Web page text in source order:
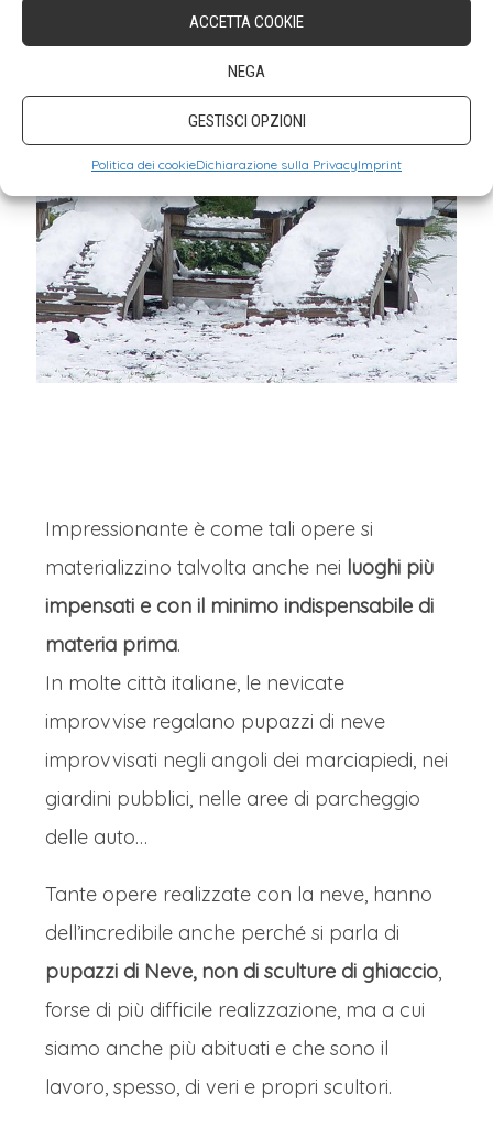
ACCETTA COOKIE
NEGA
GESTISCI OPZIONI
Politica dei cookieDichiarazione sulla PrivacyImprint
Impressionante è come tali opere si
materializzino talvolta anche nei luoghi più
impensati e con il minimo indispensabile di
materia prima.
In molte città italiane, le nevicate
improvvise regalano pupazzi di neve
improvvisati negli angoli dei marciapiedi, nei
giardini pubblici, nelle aree di parcheggio
delle auto…
Tante opere realizzate con la neve, hanno
dell’incredibile anche perché si parla di
pupazzi di Neve, non di sculture di ghiaccio,
forse di più difficile realizzazione, ma a cui
siamo anche più abituati e che sono il
lavoro, spesso, di veri e propri scultori.